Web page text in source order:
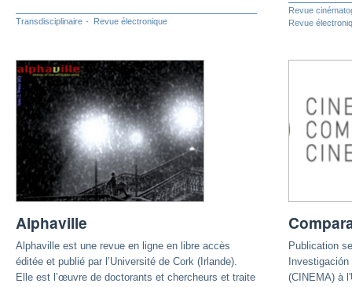
Transdisciplinaire Revue électronique
Revue
Revue
Alphaville
Alphaville est une revue en ligne en libre accès
éditée et publié par l’Université de Cork (Irlande).
Elle est l’œuvre de doctorants et chercheurs et traite
Publication
(CINEMA) à